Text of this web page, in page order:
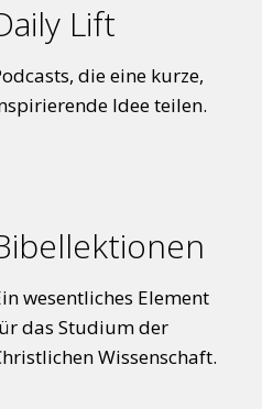
Lift
die eine kurze,
Idee teilen.
wesentliches Element
das Studium der
Wissenschaft.